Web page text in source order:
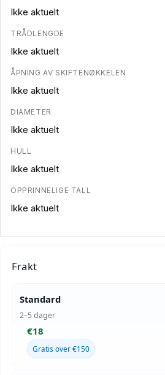
Ikke aktuelt
TRÅDLENGDE
Ikke aktuelt
ÅPNING AV SKIFTENØKKELEN
Ikke aktuelt
DIAMETER
Ikke aktuelt
HULL
Ikke aktuelt
OPPRINNELIGE TALL
Ikke aktuelt
Frakt
Standard
2–5 dager
€18
Gratis over €150